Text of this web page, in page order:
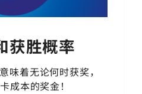
获胜概率
着无论何时获奖，
成本的奖金！